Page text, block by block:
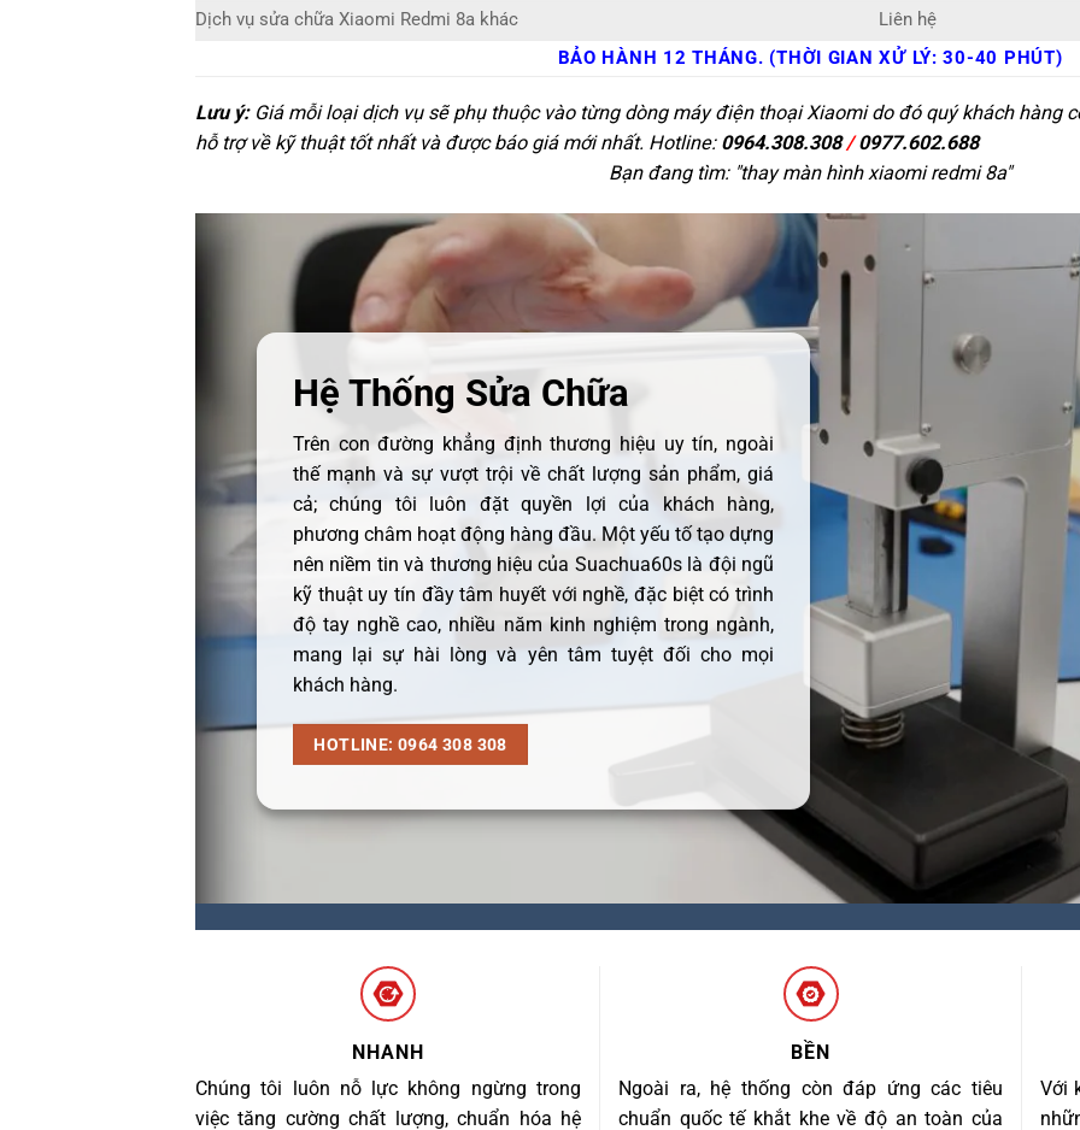
Dịch vụ sửa chữa Xiaomi Redmi 8a khác
Liên hệ
BẢO HÀNH 12 THÁNG. (THỜI GIAN XỬ LÝ: 30-40 PHÚT)
Lưu ý:Giá mỗi loại dịch vụ sẽ phụ thuộc vào từng dòng máy điện thoại Xiaomi do đó quý khách hàng
hỗ trợ về kỹ thuật tốt nhất và được báo giá mới nhất. Hotline: 0964.308.308/0977.602.688
Bạn đang tìm: "thay màn hình xiaomi redmi 8a"
Hệ Thống Sửa Chữa
Trên con đường khẳng định thương hiệu uy tín, ngoài
thế mạnh và sự vượt trội về chất lượng sản phẩm, giá
cả; chúng tôi luôn đặt quyền lợi của khách hàng,
phương châm hoạt động hàng đầu. Một yếu tố tạo dựng
nên niềm tin và thương hiệu của Suachua60s là đội ngũ
kỹ thuật uy tín đầy tâm huyết với nghề, đặc biệt có trình
độ tay nghề cao, nhiều năm kinh nghiệm trong ngành,
mang lại sự hài lòng và yên tâm tuyệt đối cho mọi
khách hàng.
HOTLINE: 0964 308 308
NHANH
Chúng tôi luôn nỗ lực không ngừng trong
việc tăng cường chất lượng, chuẩn hóa hệ
BỀN
Ngoài ra, hệ thống còn đáp ứng các tiêu
chuẩn quốc tế khắt khe về độ an toàn của
Với